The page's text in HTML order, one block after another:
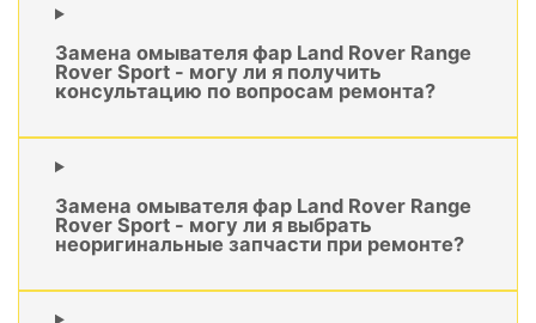
Замена омывателя фар Land Rover Range
Rover Sport - могу ли я получить
консультацию по вопросам ремонта?
Замена омывателя фар Land Rover Range
Rover Sport - могу ли я выбрать
неоригинальные запчасти при ремонте?